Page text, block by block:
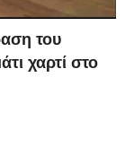
του
χαρτί στο